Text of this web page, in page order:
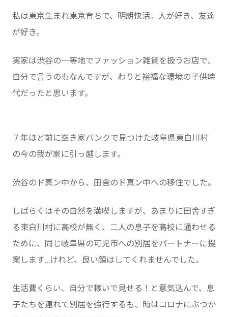
私は東京生まれ東京育ちで、明朗快活。人が好き、友達
が好き。
実家は渋谷の一等地でファッション雑貨を扱うお店で、
自分で言うのもなんですが、わりと裕福な環境の子供時
代だったと思います。
７年ほど前に空き家バンクで見つけた岐阜県東白川村
の今の我が家に引っ越します。
渋谷のド真ン中から、田舎のド真ン中への移住でした。
しばらくはその自然を満喫しますが、あまりに田舎すぎ
る東白川村に高校が無く、二人の息子を高校に通わせる
ために、同じ岐阜県の可児市への別居をパートナーに提
案します…けれど、良い顔はしてくれませんでした。
生活費くらい、自分で稼いで見せる！と意気込んで、息
子たちを連れて別居を強行するも、時はコロナにぶつか